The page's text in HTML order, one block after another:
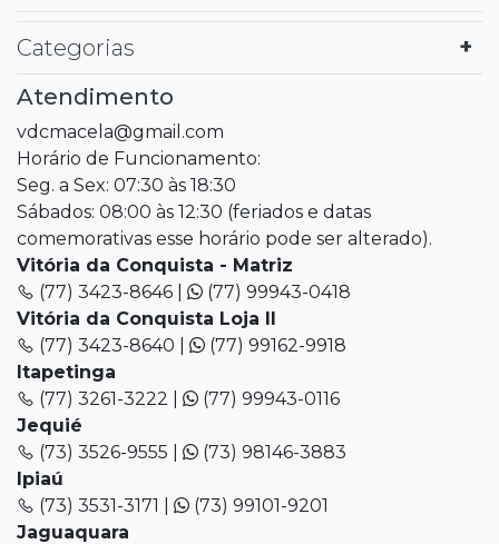
Categorias
Atendimento
vdcmacela@gmail.com
Horário de Funcionamento:
Seg. a Sex: 07:30 às 18:30
Sábados: 08:00 às 12:30 (feriados e datas
comemorativas esse horário pode ser alterado).
Vitória da Conquista - Matriz
(77) 3423-8646 |
(77) 99943-0418
Vitória da Conquista Loja II
(77) 3423-8640 |
(77) 99162-9918
Itapetinga
(77) 3261-3222 |
(77) 99943-0116
Jequié
(73) 3526-9555 |
(73) 98146-3883
Ipiaú
(73) 3531-3171 |
(73) 99101-9201
Jaguaquara